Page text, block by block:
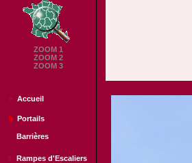
ZOOM 1
ZOOM 2
ZOOM 3
Accueil
Portails
Barrières
Rampes d'Escaliers